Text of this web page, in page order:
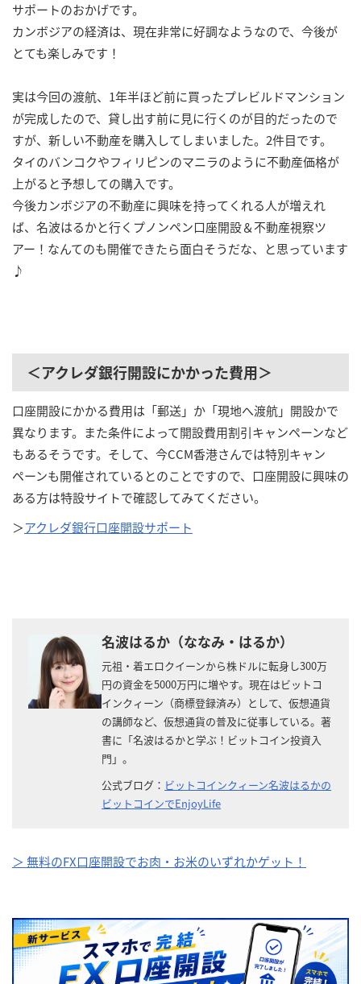
サポートのおかげです。
カンボジアの経済は、現在非常に好調なようなので、今後が
とても楽しみです！
実は今回の渡航、1年半ほど前に買ったプレビルドマンション
が完成したので、貸し出す前に見に行くのが目的だったので
すが、新しい不動産を購入してしまいました。2件目です。
タイのバンコクやフィリピンのマニラのように不動産価格が
上がると予想しての購入です。
今後カンボジアの不動産に興味を持ってくれる人が増えれ
ば、名波はるかと行くプノンペン口座開設＆不動産視察ツ
アー！なんてのも開催できたら面白そうだな、と思っています
♪
＜アクレダ銀行開設にかかった費用＞
口座開設にかかる費用は「郵送」か「現地へ渡航」開設かで
異なります。また条件によって開設費用割引キャンペーンなど
もあるそうです。そして、今CCM香港さんでは特別キャン
ペーンも開催されているとのことですので、口座開設に興味の
ある方は特設サイトで確認してみてください。
＞アクレダ銀行口座開設サポート
名波はるか（ななみ・はるか）
元祖・着エロクイーンから株ドルに転身し300万
円の資金を5000万円に増やす。現在はビットコ
インクィーン（商標登録済み）として、仮想通貨
の講師など、仮想通貨の普及に従事している。著
書に「名波はるかと学ぶ！ビットコイン投資入
門」。
公式ブログ： ビットコインクィーン名波はるかの
ビットコインでEnjoyLife
＞ 無料のFX口座開設でお肉・お米のいずれかゲット！